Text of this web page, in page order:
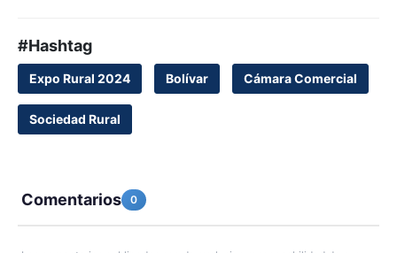
#Hashtag
Expo Rural 2024 Bolívar Cámara Comercial
Sociedad Rural
Comentarios 0